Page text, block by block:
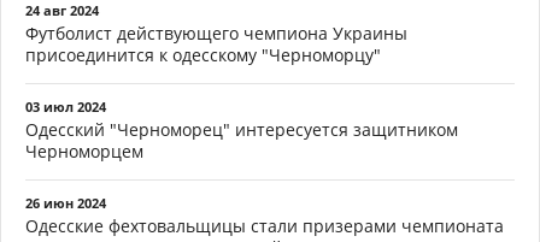
24 авг 2024
Футболист действующего чемпиона Украины
присоединится к одесскому "Черноморцу"
03 июл 2024
Одесский "Черноморец" интересуется защитником
Черноморцем
26 июн 2024
Одесские фехтовальщицы стали призерами чемпионата